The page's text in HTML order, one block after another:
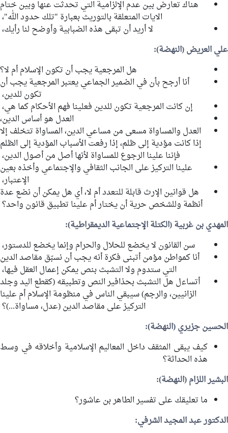
هناك تعارض بين عدم الإلزامية التي تحدثت عنها وبين ختام
الايات المتعلقة بالتوريث بعبارة "تلك حدود الله"،
لا أريد أن تبقى هذه الضبابية وأوضح لنا رأيك،
علي العريض(النهضة):
هل المرجعية يجب أن تكون الإسلام أم لا؟
أنا أرجح بأن في الضمير الجماعي يعتبر المرجعية يجب أن
تكون للدين،
إن كانت المرجعية تكون للدين فعلينا فهم الأحكام كما هي،
العدل هو أساس الدين،
العدل والمساواة مسعى من مساعي الدين، المساواة تتخلف إلا
إذا كانت مؤدية إلى ظلم، إذا رفعت الأسباب المؤدية إلى الظلم
فإننا علينا الرجوع للمساواة لأنها أصل من أصول الدين،
علينا التركيز على الجانب الثقافي والإجتماعي وأخذه بعين
الإعتبار،
هل قوانين الإرث قابلة للتعدد أم لا، أي هل يمكن أن نضع عدة
أنظمة وللشخص حرية أن يختار أم علينا تطبيق قانون واحد؟
المهدي بن غربية(الكتلة الإجتماعية الديمقراطية):
سن القانون لا يخضع للحلال والحرام وإنما يخضع للدستور،
أنا كمواطن مؤمن أتبنى فكرة أنه يجب أن نسبّق مقاصد الدين
التي ستدوم ولا التشبث بنص يمكن إعمال العقل فيها،
أتساءل هل التشبث بحذافير النص وتطبيقه (كقطع اليد وجلد
الزانيين، والرجم) سيبقي الناس في منظومة الإسلام أم علينا
التركيز على مقاصد الدين (عدل، مساواة...)؟
الحسين جزيري(النهضة):
كيف يبقى المثقف داخل المعاليم الإسلامية وأخلاقه في وسط
هذه الحداثة؟
البشير اللزام(النهضة):
ما تعليقك على تفسير الطاهر بن عاشور؟
الدكتور عبد المجيد الشرفي: